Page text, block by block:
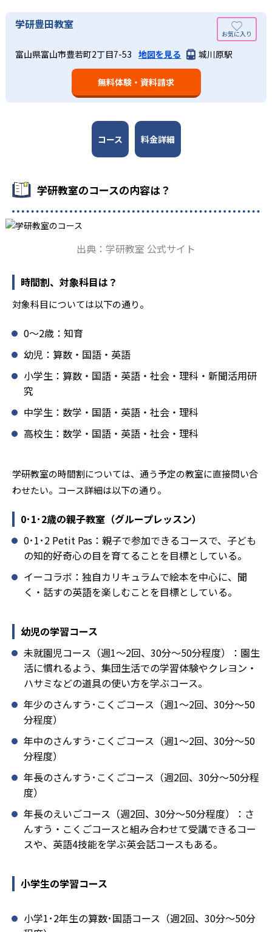
03
週2回の教室学習と毎日の家庭学習
学研教室では、週2回の教室学習と毎日の家庭学習（宿題学
習）の相乗効果を活かす形で生徒の学力向上を進める。週2
回の教室学習において指導者は、生徒の様子を観察しなが
ら学習指導と学習管理を実施。教室学習日以外の日のため
に自宅学習用の教材も提供し、学習の習慣化と学力の定着
を図っている。進度が早い子供は先取り学習も可能だ。
長時間の勉強が苦手な人向け
学研教室では、小学生については、1回の学習時間を30～
50分程度と設定している。この時間設定は、子どもが集中
して学習できる時間が通常「学年×10分±10分」と考えら
れていることに由来するものだ。この限界を超えて勉強し
ても学習の効果は上がらないと学研教室は考え、単なる長
時間学習よりくり返し学習の効果を重視している。そのた
出典：学研教室 公式サイト
学研教室が持つ最大のメリットは、学研の教材開発ノウハ
ウを結集して制作した学習教材を使用している点だ。この
教材は、学習指導要領の内容を全てカバーしており、学校
の勉強がよくわかるというもの。基礎から応用まで、少し
固めから先取り学習まで対応している。算数と国語を重視
すると共に、幼児・小学校低学年から外国語活動の学習に
も対応。中学校英語の準備や高校入試向けの英語力育成に
学研教室の先生は、研修会や勉強会で日々指導スキルを研
鑽している。「子どもたちに学ぶ喜びを」「自信を」「生
きる力を」という理念のもとで生徒一人ひとりに向き合っ
ており、生徒それぞれの「できるところ」「良いところ」
導により生徒の「やる気」を引き出し、無理のない学習と
報にも精通しており、学習相談や教育相談、保護者とのコ
ミュニケーションにも対応している。
学研教室では、楽しく生き生きと学ぶことも重視してい
知・情・意のバランスのとれた生徒の育成を推進。「教室
でのあいさつ」「くつ・かばんの整とん」といったしつけ
面の指導も実施し、全人的な教育に取り組んでいる点も、
メリットと言えるだろう。
学研教室のデメリットとしては、基礎をより重視している
分、生徒によっては物足りなく感じる可能性がある点だろ
学研豊田教室
富山県富山市豊若町2丁目7-53 地図を見る 城川原駅
無料体験・資料請求
コース 料金詳細
学研教室のコースの内容は？
出典：学研教室 公式サイト
時間割、対象科目は？
対象科目については以下の通り。
0〜2歳：知育
幼児：算数・国語・英語
小学生：算数・国語・英語・社会・理科・新聞活用研
究
中学生：数学・国語・英語・社会・理科
高校生：数学・国語・英語・社会・理科
学研教室の時間割については、通う予定の教室に直接問い合
わせたい。コース詳細は以下の通り。
0･1･2歳の親子教室（グループレッスン）
0･1･2 Petit Pas：親子で参加できるコースで、子ども
の知的好奇心の目を育てることを目標としている。
イーコラボ：独自カリキュラムで絵本を中心に、聞
く・話すの英語を楽しむことを目標としている。
幼児の学習コース
未就園児コース（週1～2回、30分～50分程度）：園生
活に慣れるよう、集団生活での学習体験やクレヨン・
ハサミなどの道具の使い方を学ぶコース。
年少のさんすう･こくごコース（週1～2回、30分～50
分程度）
年中のさんすう･こくごコース（週1～2回、30分～50
分程度）
年長のさんすう･こくごコース（週2回、30分～50分程
度）
年長のえいごコース（週2回、30分～50分程度）：さ
んすう・こくごコースと組み合わせて受講できるコー
スや、英語4技能を学ぶ英会話コースもある。
小学生の学習コース
小学1･2年生の算数･国語コース（週2回、30分～50分